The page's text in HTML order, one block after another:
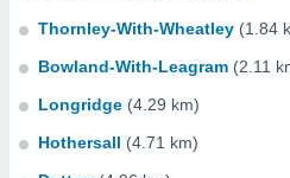
Thornley-With-Wheatley (1.84
Bowland-With-Leagram (2.11
Longridge (4.29 km)
Hothersall (4.71 km)